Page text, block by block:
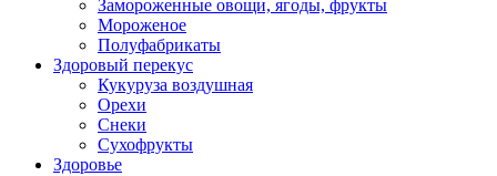
Замороженные овощи, ягоды, фрукты
Мороженое
Полуфабрикаты
Здоровый перекус
Кукуруза воздушная
Орехи
Снеки
Сухофрукты
Здоровье